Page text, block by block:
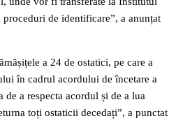
de identificare”, a anunțat
a 24 de ostatici, pe care a
în cadrul acordului de încetare a
a respecta acordul și de a lua
toți ostaticii decedați”, a punctat